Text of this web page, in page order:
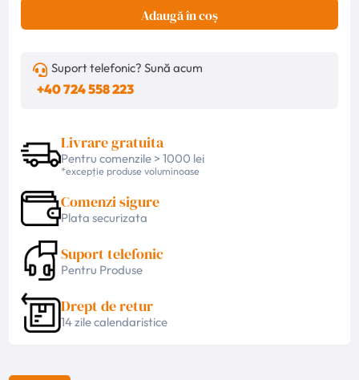
Adaugă în coș
Suport telefonic? Sună acum
+40 724 558 223
Livrare gratuita
Pentru comenzile > 1000 lei
*excepție produse voluminoase
Comenzi sigure
Plata securizata
Suport telefonic
Pentru Produse
Drept de retur
14 zile calendaristice